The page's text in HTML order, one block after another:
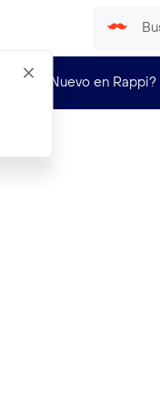
¿Nuevo en Rappi?